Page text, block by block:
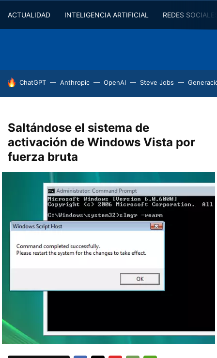
ACTUALIDAD INTELIGENCIA ARTIFICIAL REDES
HOY SE HABLA DE
ChatGPT Anthropic OpenAI Steve Jobs
Saltándose el sistema de
activación de Windows Vista por
fuerza bruta